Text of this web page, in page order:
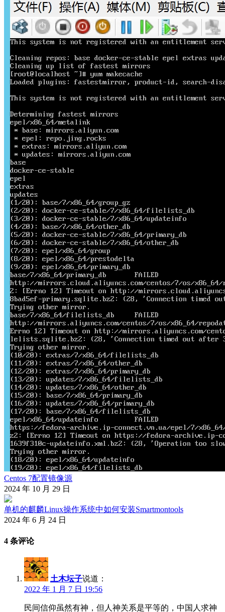
Centos 7配置镜像源
2024 年 10 月 29 日
单机的麒麟Linux操作系统中如何安装Smartmontools
2024 年 6 月 24 日
4 条评论
土木坛子说道：
2022 年 1 月 7 日 19:56
民间信仰虽然有神，但人神关系是平等的，中国人求神